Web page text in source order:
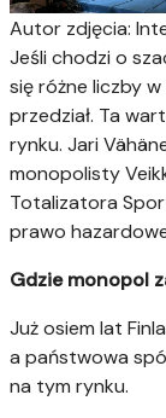
Autor zdjęcia:
Jeśli chodzi o
się różne liczby
przedział. Ta
rynku. Jari
monopolisty
Totalizatora
prawo
Gdzie monopol
Już osiem lat
a państwowa
na tym rynku.